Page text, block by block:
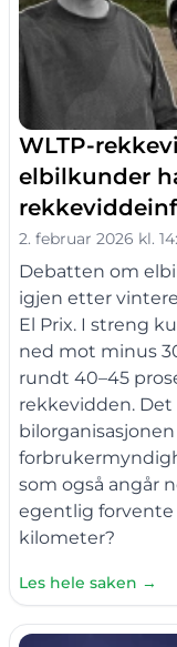
WLTP-
elbilkunder
2. februar 2026 kl.
Debatten om
igjen etter
El Prix. I streng
ned mot minus
rundt 40–45
rekkevidden.
som også angår
egentlig forvente
kilometer?
Les hele saken →